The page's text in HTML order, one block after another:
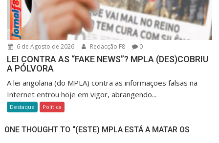
6 de Agosto de 2026 Redacção F8 0
LEI CONTRA AS “FAKE NEWS”? MPLA (DES)COBRIU
A PÓLVORA
A lei angolana (do MPLA) contra as informações falsas na
Internet entrou hoje em vigor, abrangendo...
Destaque Política
ONE THOUGHT TO “(ESTE) MPLA ESTÁ A MATAR OS